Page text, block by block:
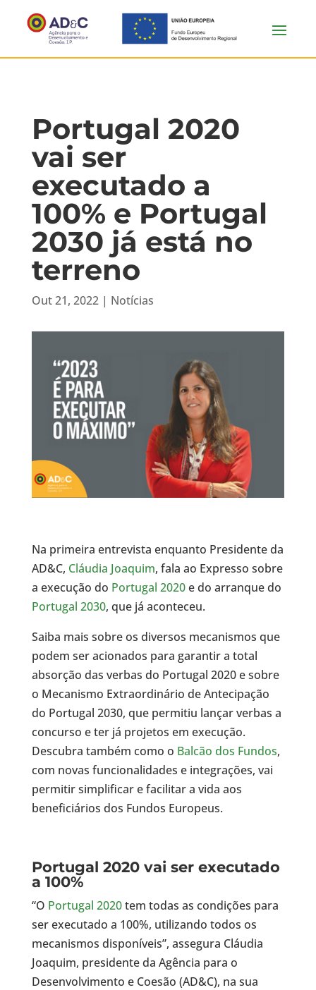
Portugal 2020
vai ser
executado a
100% e Portugal
2030 já está no
terreno
Out 21, 2022| Notícias
Na primeira entrevista enquanto Presidente da
AD&C, Cláudia Joaquim, fala ao Expresso sobre
a execução do Portugal 2020e do arranque do
Portugal 2030, que já aconteceu.
Saiba mais sobre os diversos mecanismos que
podem ser acionados para garantir a total
absorção das verbas do Portugal 2020 e sobre
o Mecanismo Extraordinário de Antecipação
do Portugal 2030, que permitiu lançar verbas a
concurso e ter já projetos em execução.
Descubra também como o Balcão dos Fundos,
com novas funcionalidades e integrações, vai
permitir simplificar e facilitar a vida aos
beneficiários dos Fundos Europeus.
Portugal 2020 vai ser executado
a 100%
“O Portugal 2020tem todas as condições para
ser executado a 100%, utilizando todos os
mecanismos disponíveis”, assegura Cláudia
Joaquim, presidente da Agência para o
Desenvolvimento e Coesão (AD&C), na sua